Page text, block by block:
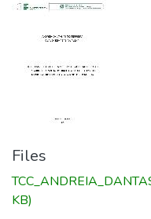
Files
KB)